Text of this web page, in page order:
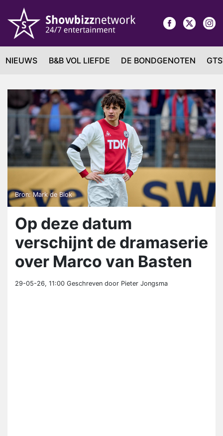
NIEUWS B&B VOL LIEFDE DE BONDGENOTEN
Bron: Mark de Blok
Op deze datum
verschijnt de dramaserie
over Marco van Basten
29-05-26, 11:00 Geschreven door Pieter Jongsma